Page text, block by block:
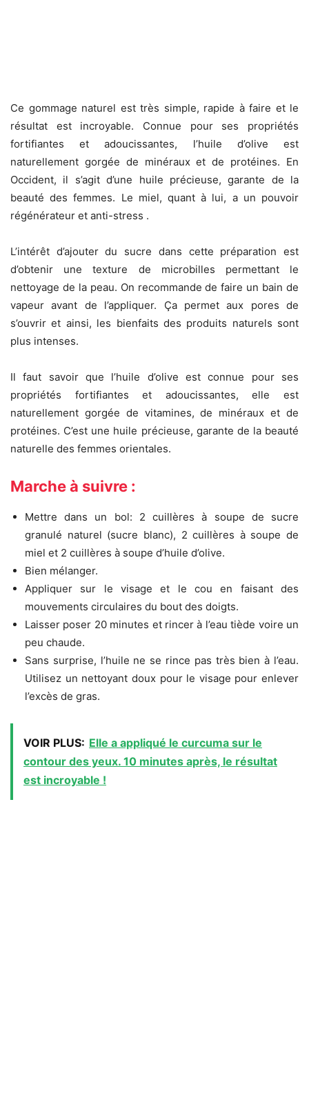
Ce gommage naturel est très simple, rapide à faire et le
résultat est incroyable. Connue pour ses propriétés
fortifiantes et adoucissantes, l’huile d’olive est
naturellement gorgée de minéraux et de protéines. En
Occident, il s’agit d’une huile précieuse, garante de la
beauté des femmes. Le miel, quant à lui, a un pouvoir
régénérateur et anti-stress .
L’intérêt d’ajouter du sucre dans cette préparation est
d’obtenir une texture de microbilles permettant le
nettoyage de la peau. On recommande de faire un bain de
vapeur avant de l’appliquer. Ça permet aux pores de
s’ouvrir et ainsi, les bienfaits des produits naturels sont
plus intenses.
Il faut savoir que l’huile d’olive est connue pour ses
propriétés fortifiantes et adoucissantes, elle est
naturellement gorgée de vitamines, de minéraux et de
protéines. C’est une huile précieuse, garante de la beauté
naturelle des femmes orientales.
Marche à suivre :
Mettre dans un bol: 2 cuillères à soupe de sucre
granulé naturel (sucre blanc), 2 cuillères à soupe de
miel et 2 cuillères à soupe d’huile d’olive.
Bien mélanger.
Appliquer sur le visage et le cou en faisant des
mouvements circulaires du bout des doigts.
Laisser poser 20 minutes et rincer à l’eau tiède voire un
peu chaude.
Sans surprise, l’huile ne se rince pas très bien à l’eau.
Utilisez un nettoyant doux pour le visage pour enlever
l’excès de gras.
VOIR PLUS: Elle a appliqué le curcuma sur le
contour des yeux. 10 minutes après, le résultat
est incroyable !